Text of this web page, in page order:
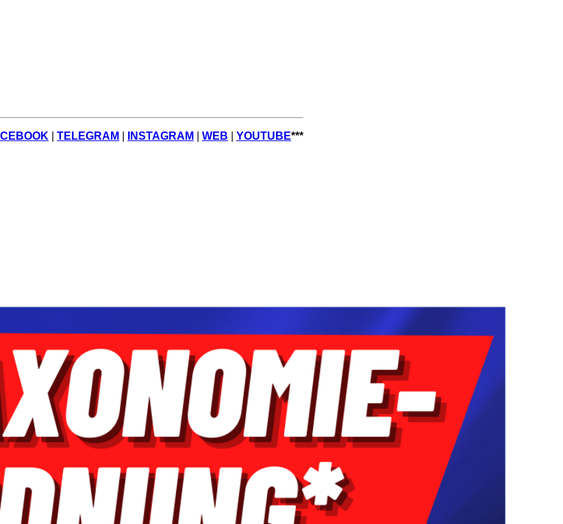
TELEGRAM INSTAGRAM WEB YOUTUBE***